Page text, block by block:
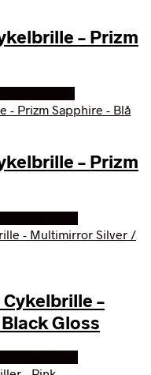
– Prizm
– Prizm
–
Gloss